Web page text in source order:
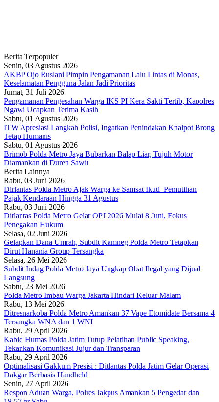
Berita Terpopuler
Senin, 03 Agustus 2026
AKBP Ojo Ruslani Pimpin Pengamanan Lalu Lintas di Monas,
Keselamatan Pengguna Jalan Jadi Prioritas
Jumat, 31 Juli 2026
Pengamanan Pengesahan Warga IKS PI Kera Sakti Tertib, Kapolres
Ngawi Ucapkan Terima Kasih
Sabtu, 01 Agustus 2026
ITW Apresiasi Langkah Polisi, Ingatkan Penindakan Knalpot Brong
Tetap Humanis
Sabtu, 01 Agustus 2026
Brimob Polda Metro Jaya Bubarkan Balap Liar, Tujuh Motor
Diamankan di Duren Sawit
Berita Lainnya
Rabu, 03 Juni 2026
Dirlantas Polda Metro Ajak Warga ke Samsat Ikuti Pemutihan
Pajak Kendaraan Hingga 31 Agustus
Rabu, 03 Juni 2026
Ditlantas Polda Metro Gelar OPJ 2026 Mulai 8 Juni, Fokus
Penegakan Hukum
Selasa, 02 Juni 2026
Gelapkan Dana Umrah, Subdit Kamneg Polda Metro Tetapkan
Dirut Hanania Group Tersangka
Selasa, 26 Mei 2026
Subdit Indag Polda Metro Jaya Ungkap Obat Ilegal yang Dijual
Langsung
Sabtu, 23 Mei 2026
Polda Metro Imbau Warga Jakarta Hindari Keluar Malam
Rabu, 13 Mei 2026
Ditresnarkoba Polda Metro Amankan 37 Vape Etomidate Bersama 4
Tersangka WNA dan 1 WNI
Rabu, 29 April 2026
Kabid Humas Polda Jatim Tutup Pelatihan Public Speaking,
Tekankan Komunikasi Jujur dan Transparan
Rabu, 29 April 2026
Optimalisasi Gakkum Presisi : Ditlantas Polda Jatim Gelar Operasi
Dakgar Berbasis Handheld
Senin, 27 April 2026
Respon Aduan Warga, Polres Jakpus Amankan 5 Pengedar dan